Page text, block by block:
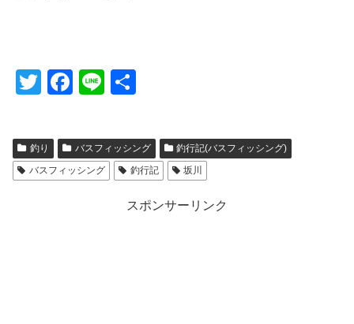
T
tt
er
F
c
e
b
Li
e
釣り バスフィッシング
釣行記(バスフィッシング)
バスフィッシング
釣行記 坂川
スポンサーリンク